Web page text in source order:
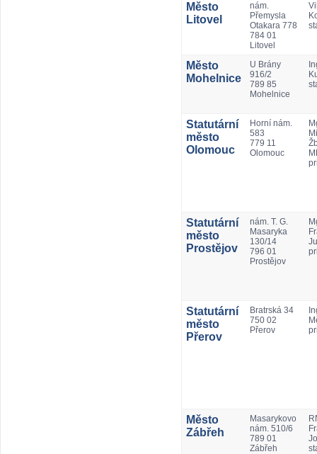
Město
Litovel
nám.
Přemysla
Otakara 778
784 01
Litovel
Město
Mohelnice
U Brány
916/2
789 85
Mohelnice
Statutární
město
Olomouc
Horní nám.
583
779 11
Olomouc
Statutární
město
Prostějov
nám. T. G.
Masaryka
130/14
796 01
Prostějov
Statutární
město
Přerov
Bratrská 34
750 02
Přerov
Město
Zábřeh
Masarykovo
nám. 510/6
789 01
Zábřeh